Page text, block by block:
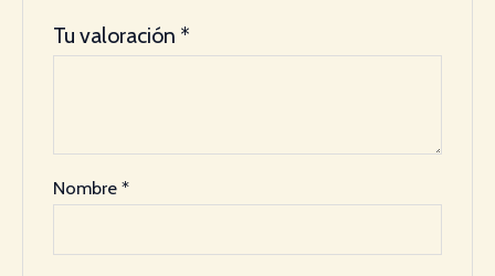
Tu valoración *
Nombre*